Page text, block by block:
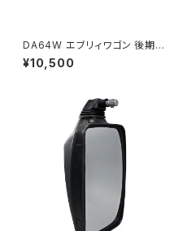
DA64W エブリィワゴン 後期型
平成22年5月～ フロント バンパ
ー メッキ グリル セット PZター
¥10,500